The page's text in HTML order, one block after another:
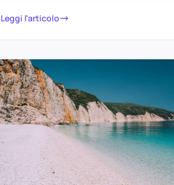
Leggi l'articolo